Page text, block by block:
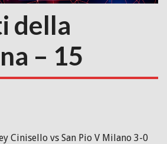
della
– 15
Cinisello vs San Pio V Milano 3-0